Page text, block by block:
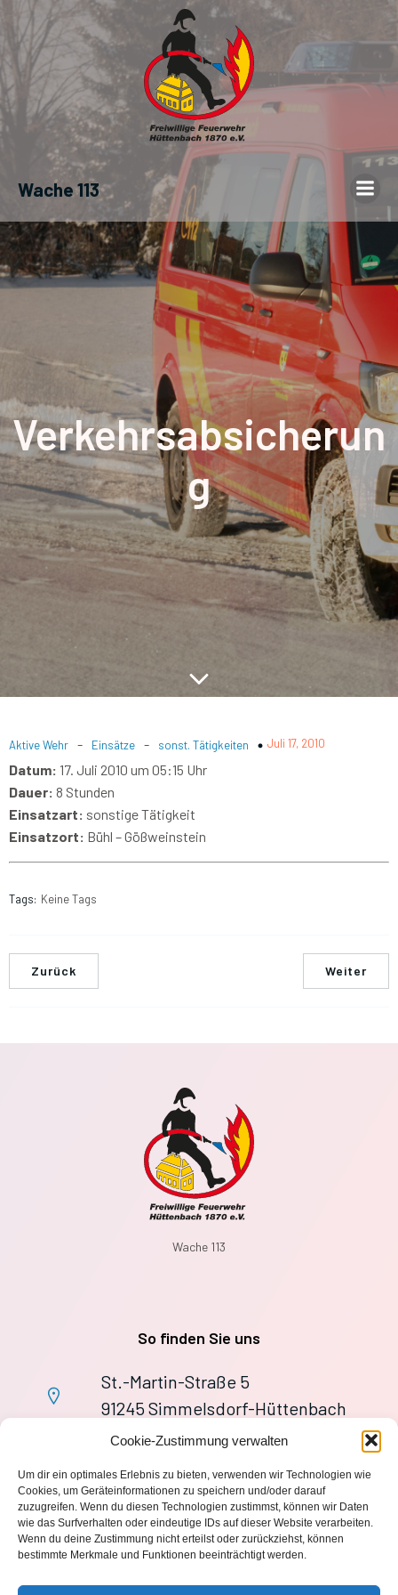
Cookie-Zustimmung verwalten
Um dir ein optimales Erlebnis zu bieten, verwenden wir Technologien wie
Cookies, um Geräteinformationen zu speichern und/oder darauf
zuzugreifen. Wenn du diesen Technologien zustimmst, können wir Daten
wie das Surfverhalten oder eindeutige IDs auf dieser Website verarbeiten.
Wenn du deine Zustimmung nicht erteilst oder zurückziehst, können
bestimmte Merkmale und Funktionen beeinträchtigt werden.
Wache 113
Verkehrsabsicherun
g
Aktive Wehr - Einsätze - sonst. Tätigkeiten Juli 17, 2010
Datum: 17. Juli 2010 um 05:15 Uhr
Dauer: 8 Stunden
Einsatzart: sonstige Tätigkeit
Einsatzort: Bühl – Gößweinstein
Tags: Keine Tags
Zurück Weiter
Wache 113
So finden Sie uns
St.-Martin-Straße 5
91245 Simmelsdorf-Hüttenbach
+49 9155 9279727
wache113@ff-huettenbach.de